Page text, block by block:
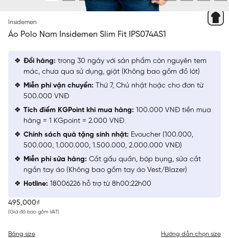
Insidemen
Áo Polo Nam Insidemen Slim Fit IPS074AS1
495,000₫
(Giá đã bao gồm VAT)
ĐEN 4 HỌA TIẾT JACQUARD
Bảng size Hướng dẫn chọn size
Đổi hàng: trong 30 ngày với sản phẩm còn nguyên tem
mác, chưa qua sử dụng, giặt (Không bao gồm đồ lót)
Miễn phí vận chuyển: Thứ 7, Chủ nhật hoặc cho đơn từ
500.000 VNĐ
Tích điểm KGPoint khi mua hàng: 100.000 VNĐ tiền mua
hàng = 1 KGpoint = 2.000 VNĐ
Chính sách quà tặng sinh nhật: Evoucher (100.000,
500.000, 1.000.000, 1.500.000, 2.000.000 VNĐ)
Miễn phí sửa hàng: Cắt gấu quần, bóp bụng, sửa cắt
ngắn tay áo (Không bao gồm tay áo Vest/Blazer)
Hotline: 18006226 hỗ trợ từ 8h00:22h00